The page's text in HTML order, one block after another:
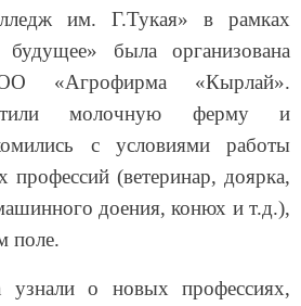
им. Г.Тукая» в рамках
была организована
«Агрофирма «Кырлай».
молочную ферму и
с условиями работы
профессий (ветеринар, доярка,
доения, конюх и т.д.),
поле.
узнали о новых профессиях,